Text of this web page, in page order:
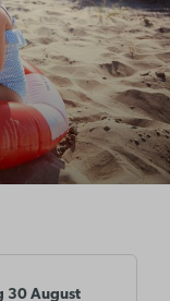
30 August